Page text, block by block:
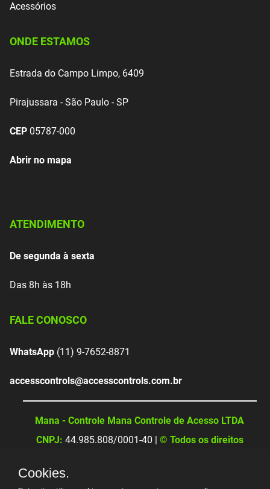
Acessórios
ONDE ESTAMOS
Estrada do Campo Limpo, 6409
Pirajussara - São Paulo - SP
CEP 05787-000
Abrir no mapa
ATENDIMENTO
De segunda à sexta
Das 8h às 18h
FALE CONOSCO
WhatsApp (11) 9-7652-8871
accesscontrols@accesscontrols.com.br
Mana - Controle Mana Controle de Acesso LTDA
CNPJ: 44.985.808/0001-40 | © Todos os direitos
Cookies.